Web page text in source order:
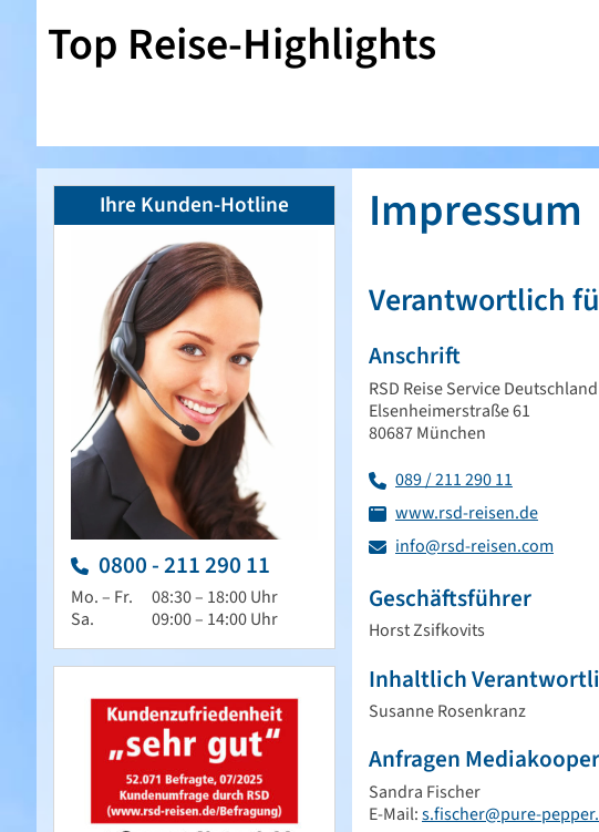
Top Reise-Highlights
Ihre Kunden-Hotline
0800 - 211 290 11
Mo. – Fr.
08:30 – 18:00 Uhr
Sa.
09:00 – 14:00 Uhr
Impressum
Verantwortlich
Anschrift
RSD Reise Service
Elsenheimerstraße 61
80687 München
089 / 211 290 11
www.rsd-reisen.de
info@rsd-reisen.com
Geschäftsführer
Horst Zsifkovits
Inhaltlich
Susanne Rosenkranz
Anfragen
Sandra Fischer
E-Mail:s.fischer@pure-